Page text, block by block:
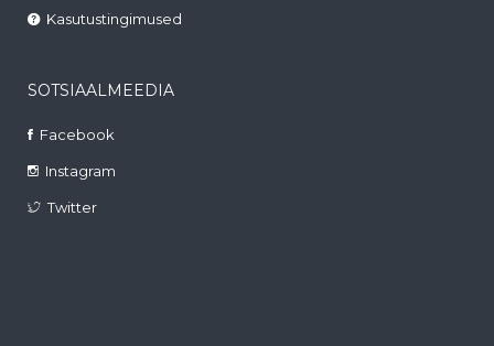
Kasutustingimused
SOTSIAALMEEDIA
Facebook
Instagram
Twitter